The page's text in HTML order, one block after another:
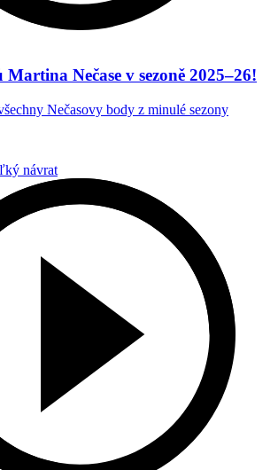
Martina Nečase v sezoně 2025–26!
Nečasovy body z minulé sezony